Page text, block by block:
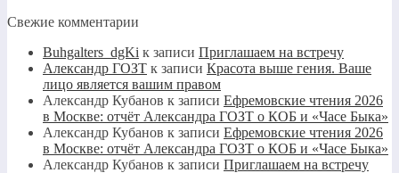
Свежие комментарии
Buhgalters_dgKi к записи Приглашаем на встречу
Александр ГОЗТ к записи Красота выше гения. Ваше
лицо является вашим правом
Александр Кубанов к записи Ефремовские чтения 2026
в Москве: отчёт Александра ГОЗТ о КОБ и «Часе Быка»
Александр Кубанов к записи Ефремовские чтения 2026
в Москве: отчёт Александра ГОЗТ о КОБ и «Часе Быка»
Александр Кубанов к записи Приглашаем на встречу